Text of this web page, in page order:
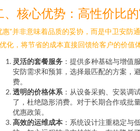
、核心优势：高性价比的
惠”并非意味着品质的妥协，而是中卫安防
化，将节省的成本直接回馈给客户的价值
灵活的套餐服务 ：提供多种基础与增值
安防需求和预算，选择最匹配的方案，
费。
透明的价格体系 ：从设备采购、安装调
了，杜绝隐形消费。对于长期合作或批
优惠政策。
高效的运维成本 ：系统设计注重稳定与